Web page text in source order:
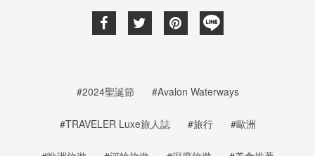
#2024聖誕節 #Avalon Waterways
#TRAVELER Luxe旅人誌 #旅行 #歐洲